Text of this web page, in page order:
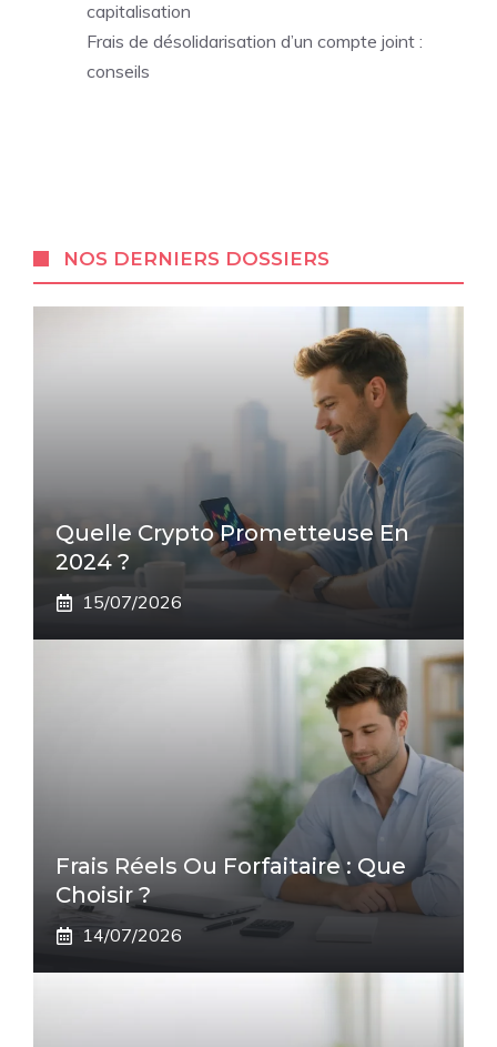
capitalisation
Frais de désolidarisation d’un compte joint :
conseils
NOS DERNIERS DOSSIERS
Quelle Crypto Prometteuse En
2024 ?
15/07/2026
Frais Réels Ou Forfaitaire : Que
Choisir ?
14/07/2026